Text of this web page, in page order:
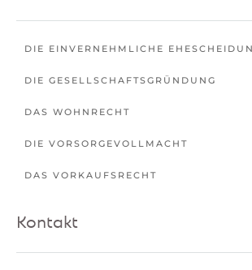
DIE EINVERNEHMLICHE
DIE GESELLSCHAFTSGRÜNDUNG
DAS WOHNRECHT
DIE VORSORGEVOLLMACHT
DAS VORKAUFSRECHT
Kontakt